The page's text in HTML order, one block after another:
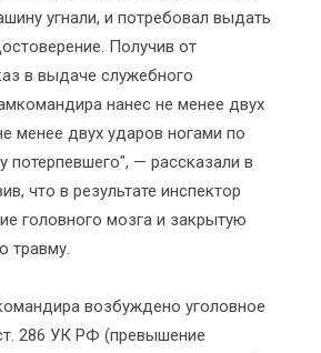
угнали, и потребовал выдать
Получив от
в выдаче служебного
нанес не менее двух
менее двух ударов ногами по
потерпевшего", — рассказали в
что в результате инспектор
головного мозга и закрытую
травму.
возбуждено уголовное
286 УК РФ (превышение